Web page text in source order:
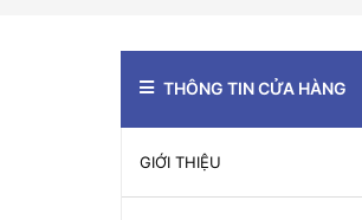
THÔNG TIN CỬA HÀNG
GIỚI THIỆU